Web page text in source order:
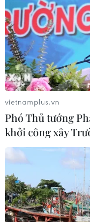
Cầu Đắk Lung sập sau
tông của xe tải cẩu, 2
thoát chết
06/08/2026 09:00
phục sự cố nhiều
tiện thủng lốp trên cao
06/08/2026 07:14
vietnamplus.vn
Phó Thủ tướng
khởi công xây